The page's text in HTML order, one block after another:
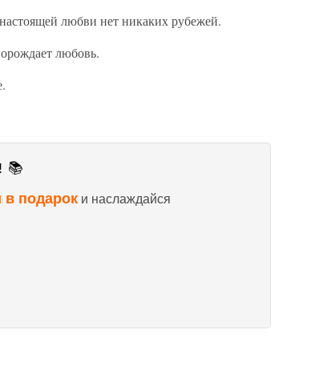
любви нет никаких рубежей.
любовь.
📚
в подарок и наслаждайся